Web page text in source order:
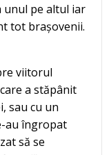
unul pe altul iar
tot brașovenii.
viitorul
a stăpânit
sau cu un
au îngropat
să se